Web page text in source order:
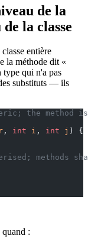
de la
la classe
entière
la méthode dit «
type qui n'a pas
substituts — ils
the method
, int i , int j ) {
methods
: